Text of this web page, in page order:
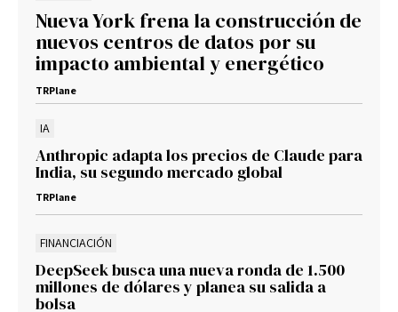
Nueva York frena la construcción de
nuevos centros de datos por su
impacto ambiental y energético
TRPlane
IA
Anthropic adapta los precios de Claude para
India, su segundo mercado global
TRPlane
FINANCIACIÓN
DeepSeek busca una nueva ronda de 1.500
millones de dólares y planea su salida a
bolsa